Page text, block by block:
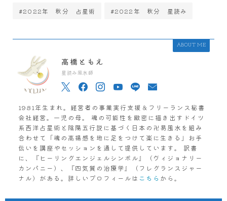
#2022年 秋分 占星術 #2022年 秋分 星読み
ABOUT ME
高橋ともえ
星読み風水師
1981年生まれ。経営者の事業実行支援＆フリーランス秘書
会社経営。一児の母。 魂の可能性を緻密に描き出すドイツ
系西洋占星術と陰陽五行説に基づく日本の卍易風水を組み
合わせて「魂の高揚感を地に足をつけて楽に生きる」お手
伝いを講座やセッションを通して提供しています。 訳書
に、『ヒーリングエンジェルシンボル』（ヴィジョナリー
カンパニー）、『四気質の治療学』（フレグランスジャー
ナル）がある。詳しいプロフィールは こちら から。